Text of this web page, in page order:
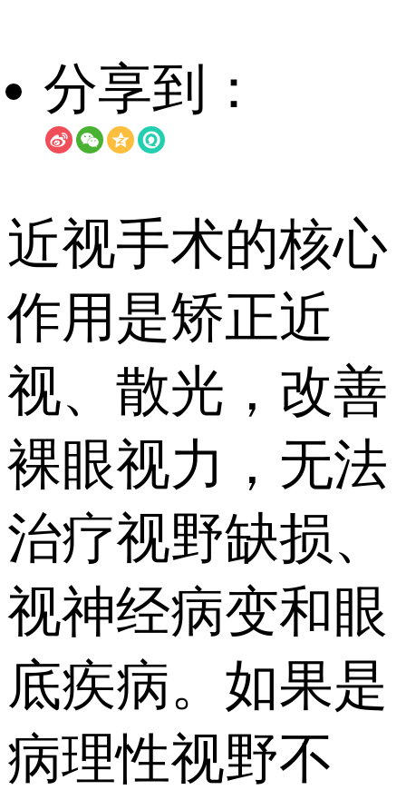
分享到：
近视手术的核心
作用是矫正近
视、散光，改善
裸眼视力，无法
治疗视野缺损、
视神经病变和眼
底疾病。如果是
病理性视野不